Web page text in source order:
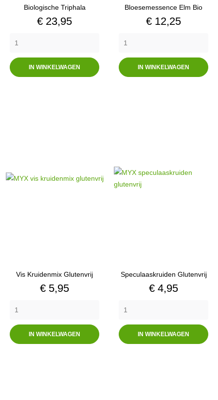
Biologische Triphala
Prijs
€ 23,95
IN WINKELWAGEN
Bloesemessence Elm Bio
Prijs
€ 12,25
IN WINKELWAGEN
Vis Kruidenmix Glutenvrij
Prijs
€ 5,95
IN WINKELWAGEN
Speculaaskruiden Glutenvrij
Prijs
€ 4,95
IN WINKELWAGEN